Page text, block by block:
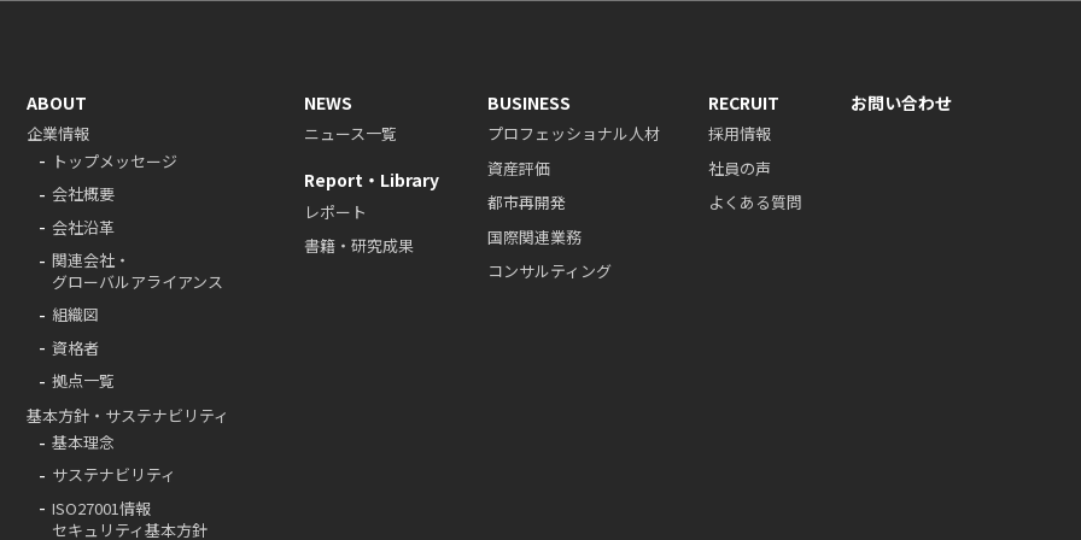
ABOUT
企業情報
トップメッセージ
会社概要
会社沿革
関連会社・
グローバルアライアンス
組織図
資格者
拠点一覧
基本方針・サステナビリティ
基本理念
サステナビリティ
ISO27001情報
セキュリティ基本方針
NEWS
ニュース一覧
Report・Library
レポート
書籍・研究成果
BUSINESS
プロフェッショナル人材
資産評価
都市再開発
国際関連業務
コンサルティング
RECRUIT
採用情報
社員の声
よくある質問
お問い合わせ